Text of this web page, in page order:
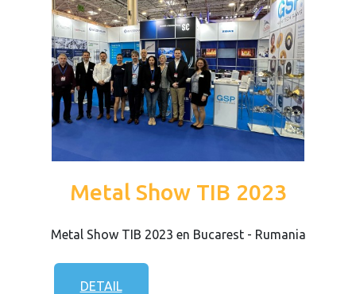
Metal Show TIB 2023
Metal Show TIB 2023 en Bucarest - Rumania
DETAIL